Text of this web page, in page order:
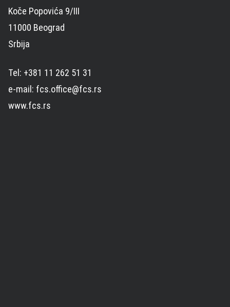
Koče Popovića 9/III
11000 Beograd
Srbija
Tel: +381 11 262 51 31
e-mail: fcs.office@fcs.rs
www.fcs.rs